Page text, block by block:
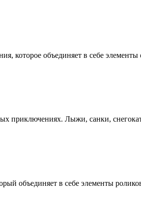
которое объединяет в себе
приключениях. Лыжи, санки,
объединяет в себе элементы